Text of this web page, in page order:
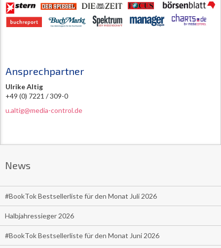
Ansprechpartner
Ulrike Altig
+49 (0) 7221 / 309-0
u.altig@media-control.de
News
#BookTok Bestsellerliste für den Monat Juli 2026
Halbjahressieger 2026
#BookTok Bestsellerliste für den Monat Juni 2026